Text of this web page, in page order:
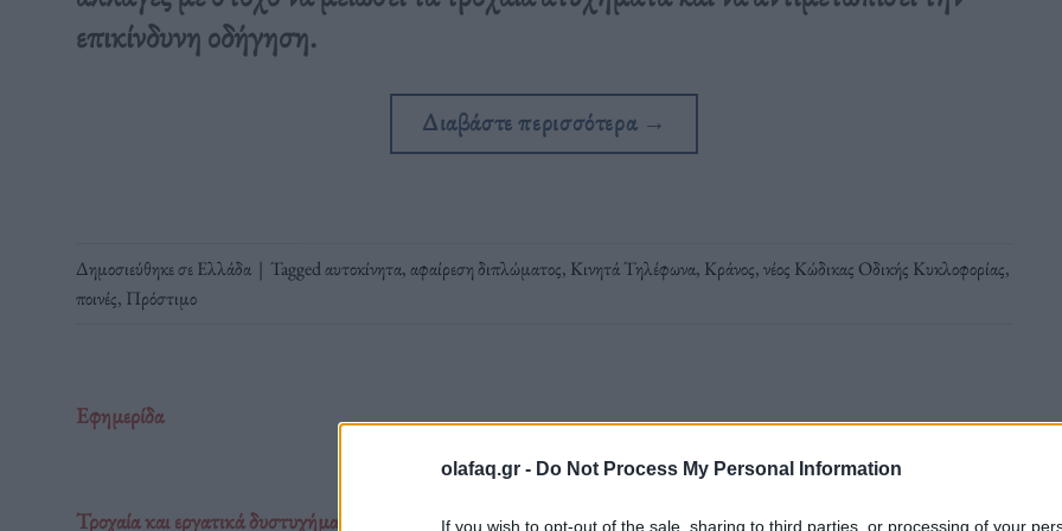
olafaq.gr - Do Not Process My Personal Information
If you wish to opt-out of the sale, sharing to third parties, or processing of your
επικίνδυνη οδήγηση.
Διαβάστε περισσότερα →
Δημοσιεύθηκε σεΕλλάδα | Taggedαυτοκίνητα,αφαίρεση διπλώματος, Κινητά Τηλέφωνα, Κράνος,νέος Κώδικας Οδικής Κυκλοφορίας,
ποινές, Πρόστιμο
Εφημερίδα
Τροχαία και εργατικά δυστυχήματα: Η διπλή σιωπηλή πανδημία που θερίζει στην Ελλάδα